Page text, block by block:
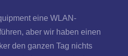
eine WLAN-
aber wir haben einen
den ganzen Tag nichts